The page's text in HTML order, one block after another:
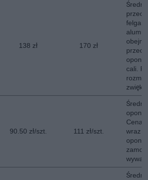
138 zł 170 zł
Średni
opon
cali.
90.50 zł/szt. 111 zł/szt.
Średni
opony
Cena
wraz